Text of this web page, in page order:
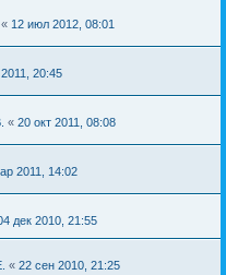
« 12 июл 2012, 08:01
20:45
« 20 окт 2011, 08:08
2011, 14:02
дек 2010, 21:55
« 22 сен 2010, 21:25